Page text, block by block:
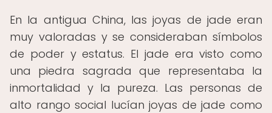
En la antigua China, las joyas de jade eran
muy valoradas y se consideraban símbolos
de poder y estatus. El jade era visto como
una piedra sagrada que representaba la
inmortalidad y la pureza. Las personas de
alto rango social lucían joyas de jade como